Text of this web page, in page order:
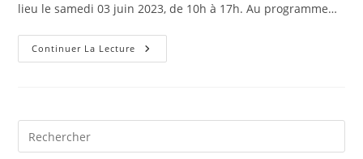
lieu le samedi 03 juin 2023, de 10h à 17h. Au programme…
Continuer La Lecture Journée
Portes
Juin